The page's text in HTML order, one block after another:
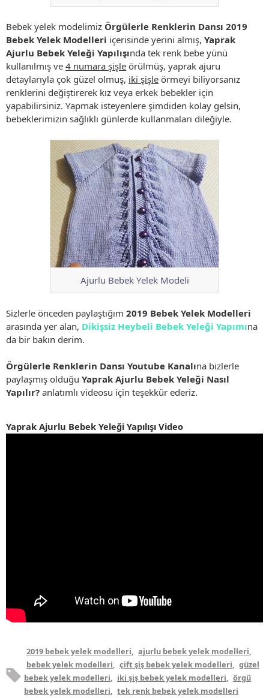
Bebek yelek modelimiz Örgülerle Renklerin Dansı 2019
Bebek Yelek Modelleri içerisinde yerini almış, Yaprak
Ajurlu Bebek Yeleği Yapılışında tek renk bebe yünü
kullanılmış ve 4 numara şişle örülmüş, yaprak ajuru
detaylarıyla çok güzel olmuş, iki şişle örmeyi biliyorsanız
renklerini değiştirerek kız veya erkek bebekler için
yapabilirsiniz. Yapmak isteyenlere şimdiden kolay gelsin,
bebeklerimizin sağlıklı günlerde kullanmaları dileğiyle.
Ajurlu Bebek Yelek Modeli
Sizlerle önceden paylaştığım 2019 Bebek Yelek Modelleri
arasında yer alan, Dikişsiz Heybeli Bebek Yeleği Yapımına
da bir bakın derim.
Örgülerle Renklerin Dansı Youtube Kanalına bizlerle
paylaşmış olduğu Yaprak Ajurlu Bebek Yeleği Nasıl
Yapılır? anlatımlı videosu için teşekkür ederiz.
Yaprak Ajurlu Bebek Yeleği Yapılışı Video
2019 bebek yelek modelleri, ajurlu bebek yelek modelleri,
bebek yelek modelleri, çift şiş bebek yelek modelleri, güzel
bebek yelek modelleri, iki şiş bebek yelek modelleri, örgü
bebek yelek modelleri, tek renk bebek yelek modelleri